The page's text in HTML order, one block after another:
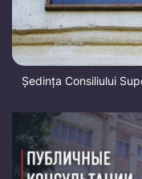
Ședința Consiliului